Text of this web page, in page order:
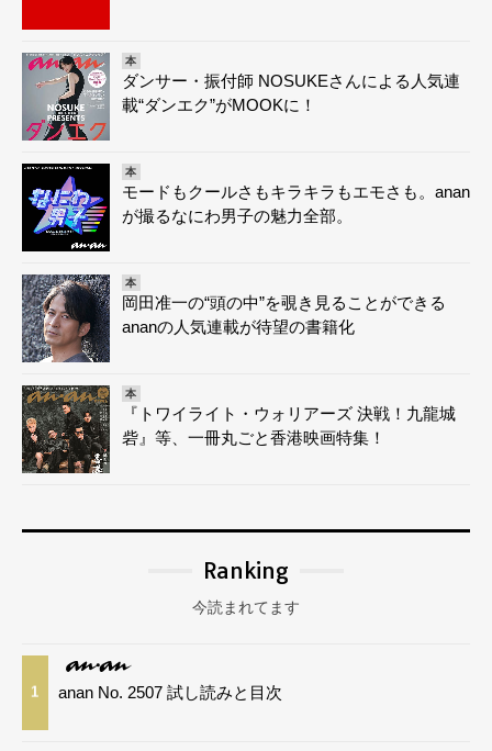
本
ダンサー・振付師 NOSUKEさんによる人気連
載“ダンエク”がMOOKに！
本
モードもクールさもキラキラもエモさも。anan
が撮るなにわ男子の魅力全部。
本
岡田准一の“頭の中”を覗き見ることができる
ananの人気連載が待望の書籍化
本
『トワイライト・ウォリアーズ 決戦！九龍城
砦』等、一冊丸ごと香港映画特集！
Ranking
今読まれてます
1 anan No. 2507 試し読みと目次